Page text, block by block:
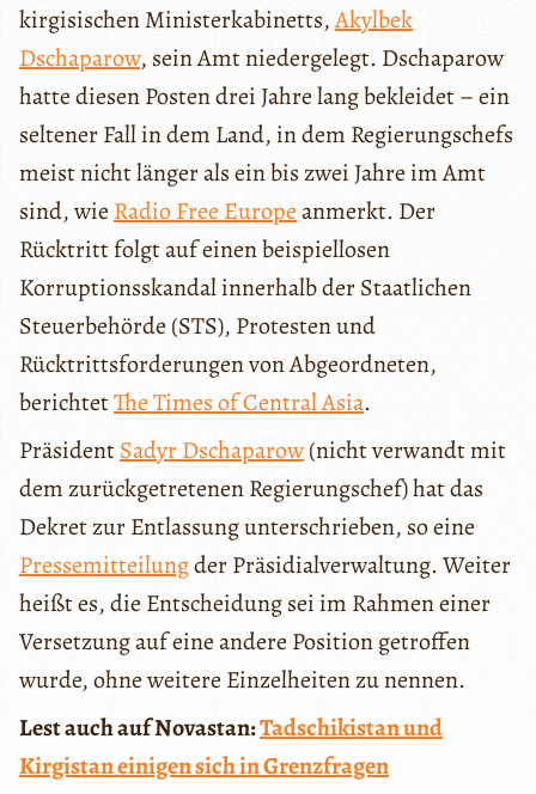
kirgisischen Ministerkabinetts,Akylbek
Dschaparow, sein Amt niedergelegt. Dschaparow
hatte diesen Posten drei Jahre lang bekleidet – ein
seltener Fall in dem Land, in dem Regierungschefs
meist nicht länger als ein bis zwei Jahre im Amt
sind, wie Radio Free Europeanmerkt. Der
Rücktritt folgt auf einen beispiellosen
Korruptionsskandal innerhalb der Staatlichen
Steuerbehörde (STS), Protesten und
Rücktrittsforderungen von Abgeordneten,
berichtetThe Times of Central Asia.
PräsidentSadyr Dschaparow(nicht verwandt mit
dem zurückgetretenen Regierungschef) hat das
Dekret zur Entlassung unterschrieben, so eine
Pressemitteilungder Präsidialverwaltung. Weiter
heißt es, die Entscheidung sei im Rahmen einer
Versetzung auf eine andere Position getroffen
wurde, ohne weitere Einzelheiten zu nennen.
Lest auch auf Novastan:Tadschikistan und
Kirgistan einigen sich in Grenzfragen